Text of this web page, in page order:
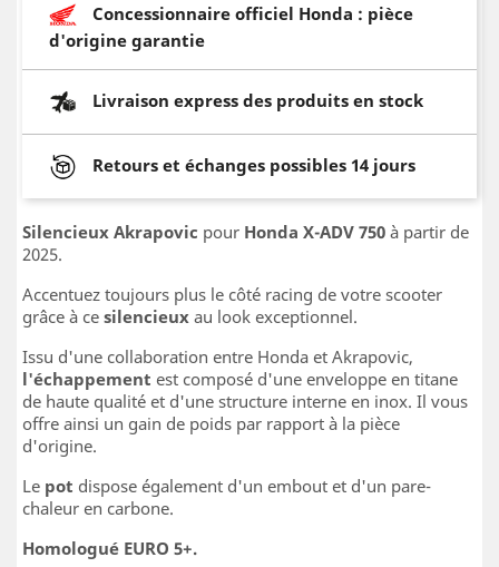
Concessionnaire officiel Honda : pièce
d'origine garantie
Livraison express des produits en stock
Retours et échanges possibles 14 jours
Silencieux Akrapovic pour Honda X-ADV 750 à partir de
2025.
Accentuez toujours plus le côté racing de votre scooter
grâce à ce silencieux au look exceptionnel.
Issu d'une collaboration entre Honda et Akrapovic,
l'échappement est composé d'une enveloppe en titane
de haute qualité et d'une structure interne en inox. Il vous
offre ainsi un gain de poids par rapport à la pièce
d'origine.
Le pot dispose également d'un embout et d'un pare-
chaleur en carbone.
Homologué EURO 5+.